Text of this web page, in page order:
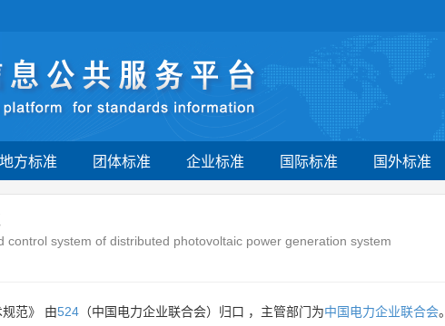
地方标准 团体标准 企业标准 国际标准 国外标准
system of distributed photovoltaic power generation system
范》 由524 （中国电力企业联合会）归口 ，主管部门为中国电力企业联合会。